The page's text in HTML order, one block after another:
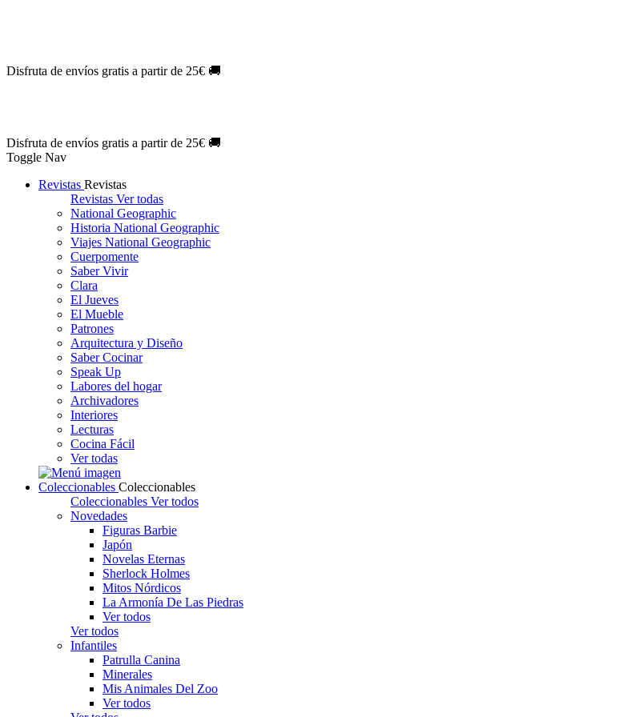
Disfruta de envíos gratis a partir de 25€ 🚚
Disfruta de envíos gratis a partir de 25€ 🚚
Toggle Nav
Revistas Revistas
Revistas Ver todas
National Geographic
Historia National Geographic
Viajes National Geographic
Cuerpomente
Saber Vivir
Clara
El Jueves
El Mueble
Patrones
Arquitectura y Diseño
Saber Cocinar
Speak Up
Labores del hogar
Archivadores
Interiores
Lecturas
Cocina Fácil
Ver todas
Coleccionables Coleccionables
Coleccionables Ver todos
Novedades
Figuras Barbie
Japón
Novelas Eternas
Sherlock Holmes
Mitos Nórdicos
La Armonía De Las Piedras
Ver todos
Ver todos
Infantiles
Patrulla Canina
Minerales
Mis Animales Del Zoo
Ver todos